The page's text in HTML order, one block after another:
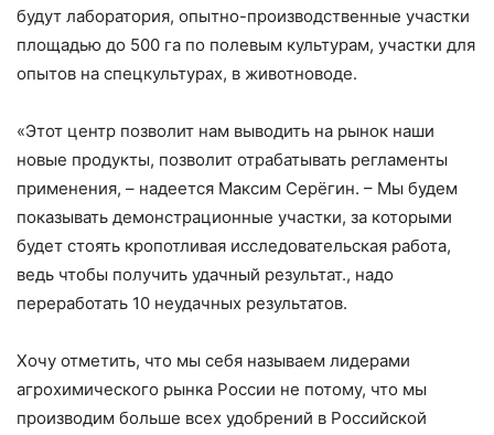
будут лаборатория, опытно-производственные участки
площадью до 500 га по полевым культурам, участки для
опытов на спецкультурах, в животноводе.
«Этот центр позволит нам выводить на рынок наши
новые продукты, позволит отрабатывать регламенты
применения, – надеется Максим Серёгин. – Мы будем
показывать демонстрационные участки, за которыми
будет стоять кропотливая исследовательская работа,
ведь чтобы получить удачный результат., надо
переработать 10 неудачных результатов.
Хочу отметить, что мы себя называем лидерами
агрохимического рынка России не потому, что мы
производим больше всех удобрений в Российской